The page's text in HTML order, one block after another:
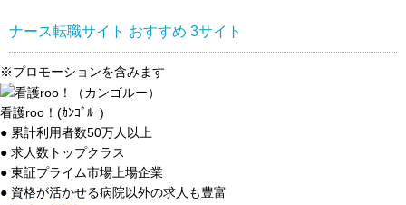
ナース転職サイト おすすめ 3サイト
※プロモーションを含みます
看護roo！(ｶﾝｺﾞﾙｰ)
● 累計利用者数50万人以上
● 求人数トップクラス
● 東証プライム市場上場企業
● 資格が活かせる病院以外の求人も豊富